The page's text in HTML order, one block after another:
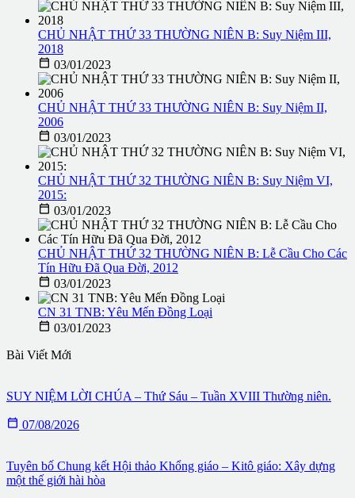
CHỦ NHẬT THỨ 33 THƯỜNG NIÊN B: Suy Niệm III,
2018
 03/01/2023
CHỦ NHẬT THỨ 33 THƯỜNG NIÊN B: Suy Niệm II,
2006
 03/01/2023
CHỦ NHẬT THỨ 32 THƯỜNG NIÊN B: Suy Niệm VI,
2015:
 03/01/2023
CHỦ NHẬT THỨ 32 THƯỜNG NIÊN B: Lễ Cầu Cho Các
Tín Hữu Ðã Qua Ðời, 2012
 03/01/2023
CN 31 TNB: Yêu Mến Ðồng Loại
 03/01/2023
Bài Viết Mới
SUY NIỆM LỜI CHÚA – Thứ Sáu – Tuần XVIII Thường niên.
 07/08/2026
Tuyên bố Chung kết Hội thảo Khổng giáo – Kitô giáo: Xây dựng
một thế giới hài hòa